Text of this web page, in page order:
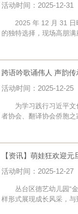
活动时间：2025-12-31
2025 年 12 月 31 日晚
的独特选择，现场高朋满
跨语吟歌诵伟人 声韵
活动时间：2025-12-25
为学习践行习近平文化
者协会、翻译协会侨胞
【资讯】萌娃狂欢迎元
活动时间：2025-12-27
丛台区德艺幼儿园“金
样形式展现成长风采，与